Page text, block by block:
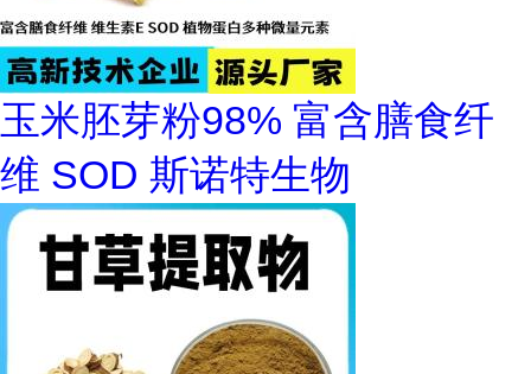
玉米胚芽粉98% 富含膳食纤
维 SOD 斯诺特生物